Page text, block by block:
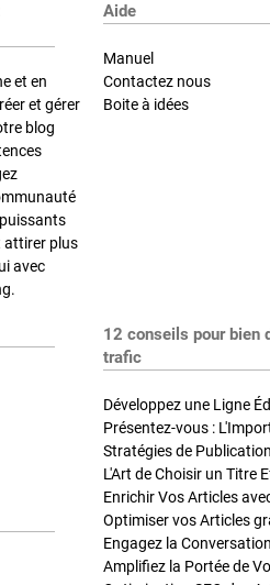
et en
et gérer
blog
attirer plus
avec
Aide
Manuel
Contactez nous
Boite à idées
12 conseils pour bien
trafic
Développez une Ligne
Présentez-vous :
L'Art de Choisir un Titre
Optimiser vos Articles
Engagez la
Amplifiez la Portée de